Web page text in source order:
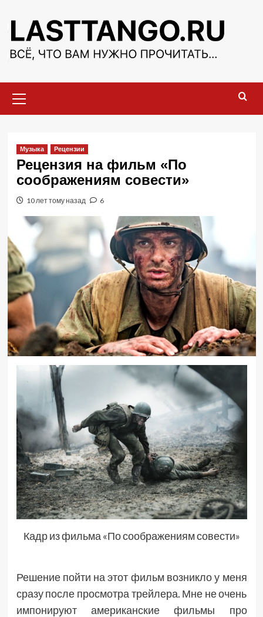
содержимому
меню
Музыка Рецензии
Рецензия на фильм «По
соображениям совести»
10 лет тому назад 6
Кадр из фильма «По соображениям совести»
Решение пойти на этот фильм возникло у меня
сразу после просмотра трейлера. Мне не очень
импонируют американские фильмы про